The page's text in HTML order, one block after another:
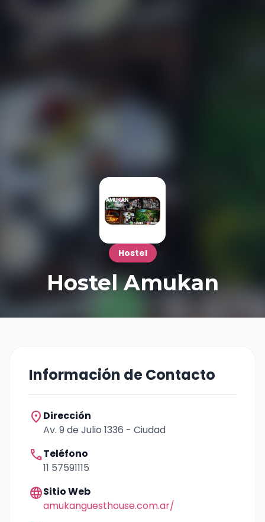
Hostel
Hostel Amukan
Información de Contacto
location_on Dirección
Av. 9 de Julio 1336 - Ciudad
callTeléfono
11 57591115
languageSitio Web
amukanguesthouse.com.ar/